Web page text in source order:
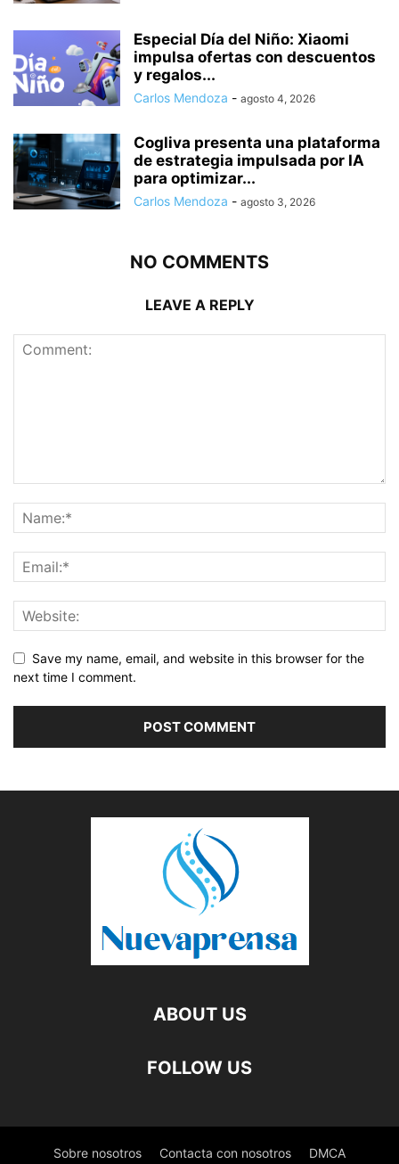
Especial Día del Niño: Xiaomi
impulsa ofertas con descuentos
y regalos...
Carlos Mendoza - agosto 4, 2026
Cogliva presenta una plataforma
de estrategia impulsada por IA
para optimizar...
Carlos Mendoza - agosto 3, 2026
NO COMMENTS
LEAVE A REPLY
Save my name, email, and website in this browser for the
next time I comment.
ABOUT US
FOLLOW US
Sobre nosotros Contacta con nosotros DMCA